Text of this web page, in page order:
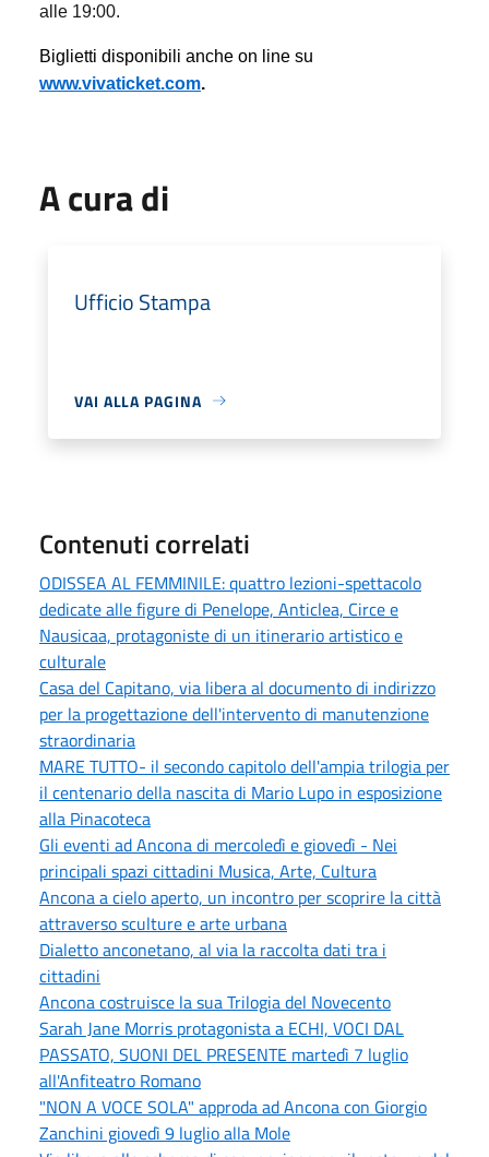
alle 19:00.
Biglietti disponibili anche on line su
www.vivaticket.com.
A cura di
Ufficio Stampa
VAI ALLA PAGINA
Contenuti correlati
ODISSEA AL FEMMINILE: quattro lezioni-spettacolo
dedicate alle figure di Penelope, Anticlea, Circe e
Nausicaa, protagoniste di un itinerario artistico e
culturale
Casa del Capitano, via libera al documento di indirizzo
per la progettazione dell'intervento di manutenzione
straordinaria
MARE TUTTO- il secondo capitolo dell'ampia trilogia per
il centenario della nascita di Mario Lupo in esposizione
alla Pinacoteca
Gli eventi ad Ancona di mercoledì e giovedì - Nei
principali spazi cittadini Musica, Arte, Cultura
Ancona a cielo aperto, un incontro per scoprire la città
attraverso sculture e arte urbana
Dialetto anconetano, al via la raccolta dati tra i
cittadini
Ancona costruisce la sua Trilogia del Novecento
Sarah Jane Morris protagonista a ECHI, VOCI DAL
PASSATO, SUONI DEL PRESENTE martedì 7 luglio
all'Anfiteatro Romano
"NON A VOCE SOLA" approda ad Ancona con Giorgio
Zanchini giovedì 9 luglio alla Mole